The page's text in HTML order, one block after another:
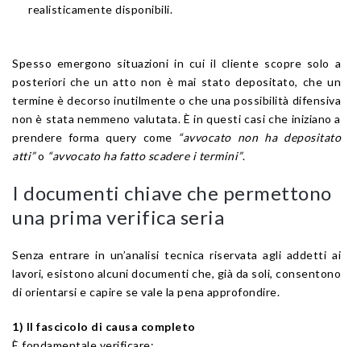
realisticamente disponibili.
Spesso emergono situazioni in cui il cliente scopre solo a
posteriori che un atto non è mai stato depositato, che un
termine è decorso inutilmente o che una possibilità difensiva
non è stata nemmeno valutata. È in questi casi che iniziano a
prendere forma query come “avvocato non ha depositato
atti”o “avvocato ha fatto scadere i termini”.
I documenti chiave che permettono
una prima verifica seria
Senza entrare in un’analisi tecnica riservata agli addetti ai
lavori, esistono alcuni documenti che, già da soli, consentono
di orientarsi e capire se vale la pena approfondire.
1) Il fascicolo di causa completo